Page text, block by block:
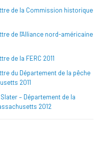
de la Commission historique
de l'Alliance nord-américaine
de la FERC 2011
du Département de la pêche
2011
– Département de la
2012